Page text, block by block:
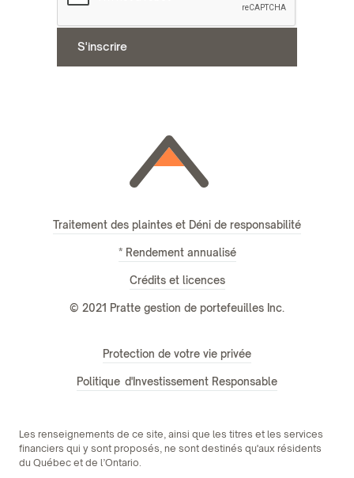
Traitement des plaintes et Déni de responsabilité
* Rendement annualisé
Crédits et licences
© 2021 Pratte gestion de portefeuilles Inc.
Protection de votre vie privée
Politique d'Investissement Responsable
Les renseignements de ce site, ainsi que les titres et les services
financiers qui y sont proposés, ne sont destinés qu'aux résidents
du Québec et de l’Ontario.